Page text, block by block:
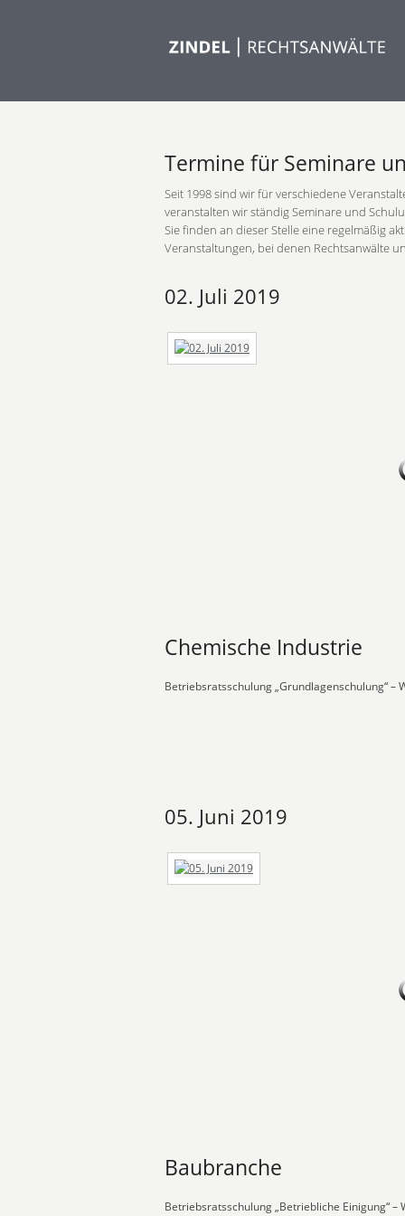
Termine für Seminare
Seit 1998 sind wir für verschiedene
veranstalten wir ständig Seminare und
Sie finden an dieser Stelle eine regelmäßig
Veranstaltungen, bei denen Rechtsanwälte
02. Juli 2019
Chemische Industrie
Betriebsratsschulung „Grundlagenschulung“ –
05. Juni 2019
Baubranche
Betriebsratsschulung „Betriebliche Einigung“ –